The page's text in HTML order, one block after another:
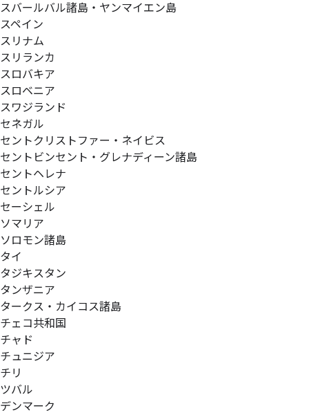
スバールバル諸島・ヤンマイエン島
スペイン
スリナム
スリランカ
スロバキア
スロベニア
スワジランド
セネガル
セントクリストファー・ネイビス
セントビンセント・グレナディーン諸島
セントヘレナ
セントルシア
セーシェル
ソマリア
ソロモン諸島
タイ
タジキスタン
タンザニア
タークス・カイコス諸島
チェコ共和国
チャド
チュニジア
チリ
ツバル
デンマーク